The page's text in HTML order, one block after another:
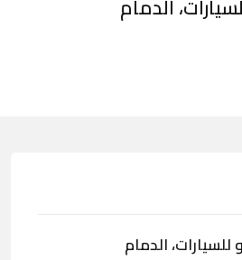
الدمام
الدمام